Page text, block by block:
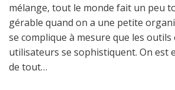
mélange, tout le monde fait un peu
gérable quand on a une petite
se complique à mesure que les outils
utilisateurs se sophistiquent. On est
de tout…